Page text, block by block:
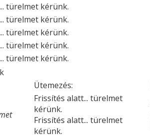
türelmet kérünk.
türelmet kérünk.
türelmet kérünk.
türelmet kérünk.
türelmet kérünk.
Ütemezés:
Frissítés alatt... türelmet
kérünk.
Frissítés alatt... türelmet
kérünk.